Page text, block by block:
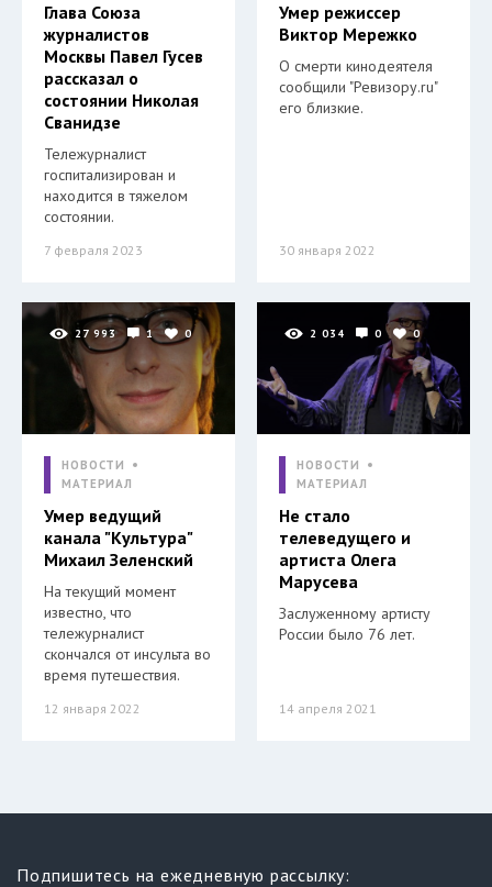
Глава Союза
журналистов
Москвы Павел Гусев
рассказал о
состоянии Николая
Сванидзе
Тележурналист
госпитализирован и
находится в тяжелом
состоянии.
7 февраля 2023
Умер режиссер
Виктор Мережко
О смерти кинодеятеля
сообщили "Ревизору.ru"
его близкие.
30 января 2022
27 993 1 0
НОВОСТИ
МАТЕРИАЛ
Умер ведущий
канала "Культура"
Михаил Зеленский
На текущий момент
известно, что
тележурналист
скончался от инсульта во
время путешествия.
12 января 2022
2 034 0 0
НОВОСТИ
МАТЕРИАЛ
Не стало
телеведущего и
артиста Олега
Марусева
Заслуженному артисту
России было 76 лет.
14 апреля 2021
Подпишитесь на ежедневную рассылку: